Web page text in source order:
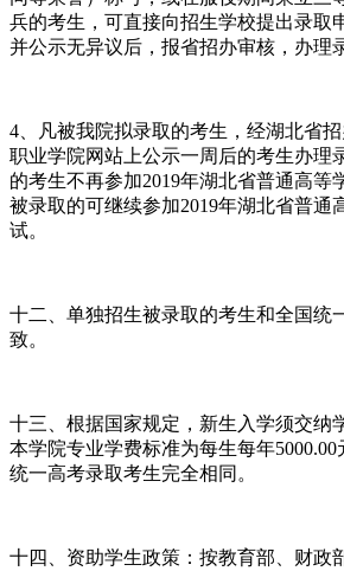
兵的考生，可直接向招生学校提出录取
并公示无异议后，报省招办审核，办理
4、凡被我院拟录取的考生，经湖北省
职业学院网站上公示一周后的考生办理
的考生不再参加2019年湖北省普通高等
被录取的可继续参加2019年湖北省普通
试。
十二、单独招生被录取的考生和全国统
致。
十三、根据国家规定，新生入学须交纳
本学院专业学费标准为每生每年
统一高考录取考生完全相同。
十四、资助学生政策：按教育部、财政